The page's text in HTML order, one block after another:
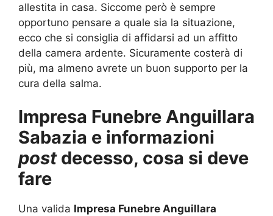
allestita in casa. Siccome però è sempre
opportuno pensare a quale sia la situazione,
ecco che si consiglia di affidarsi ad un affitto
della camera ardente. Sicuramente costerà di
più, ma almeno avrete un buon supporto per la
cura della salma.
Impresa Funebre Anguillara
Sabazia e informazioni
post decesso, cosa si deve
fare
Una valida Impresa Funebre Anguillara